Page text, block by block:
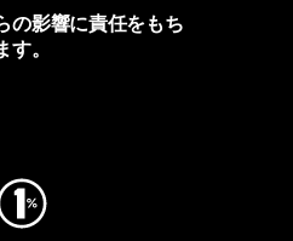
の影響に責任をもち
す。